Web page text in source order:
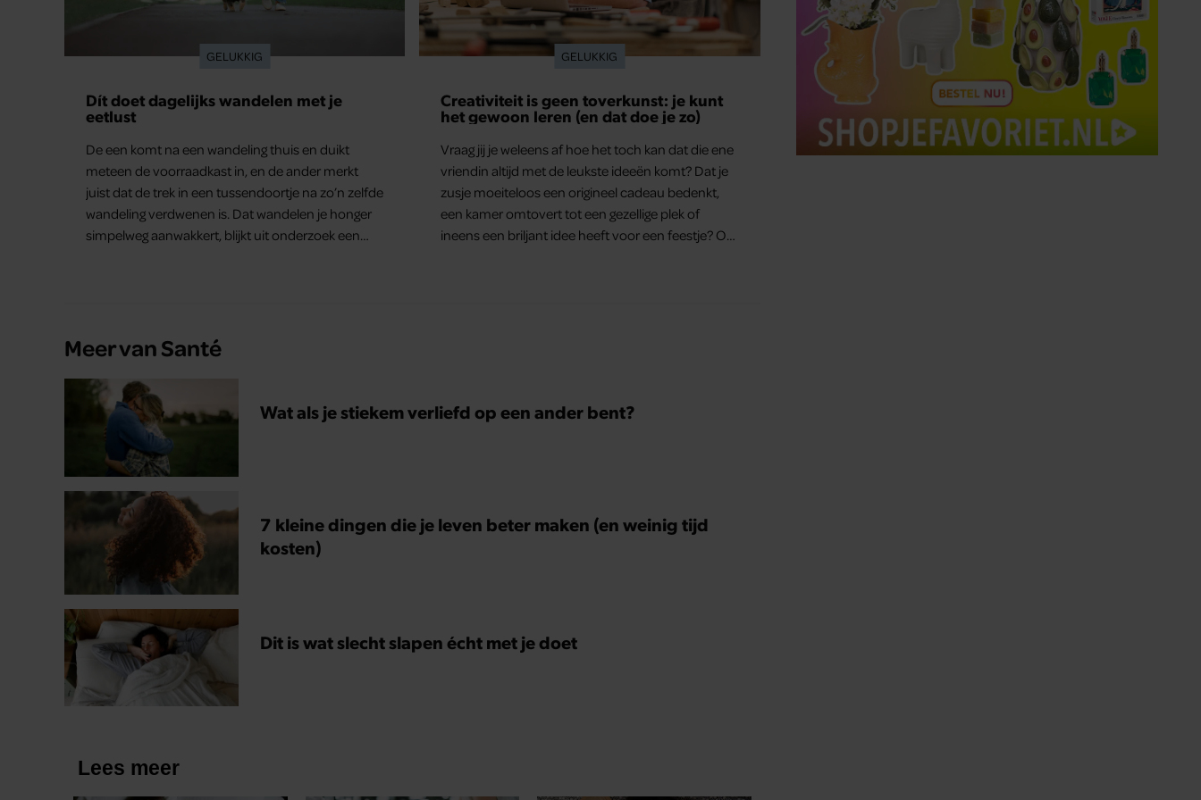
GELUKKIG
Dít doet dagelijks wandelen met je
eetlust
De een komt na een wandeling thuis en duikt
meteen de voorraadkast in, en de ander merkt
juist dat de trek in een tussendoortje na zo’n zelfde
wandeling verdwenen is. Dat wandelen je honger
simpelweg aanwakkert, blijkt uit onderzoek een
GELUKKIG
Creativiteit is geen toverkunst: je kunt
het gewoon leren (en dat doe je zo)
Vraag jij je weleens af hoe het toch kan dat die ene
vriendin altijd met de leukste ideeën komt? Dat je
zusje moeiteloos een origineel cadeau bedenkt,
een kamer omtovert tot een gezellige plek of
ineens een briljant idee heeft voor een feestje? Of
Meer van Santé
Wat als je stiekem verliefd op een ander bent?
7 kleine dingen die je leven beter maken (en weinig tijd
kosten)
Dit is wat slecht slapen écht met je doet